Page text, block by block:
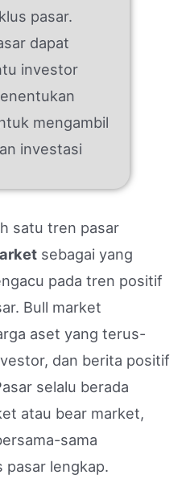
pasar.
dapat
investor
mengambil
investasi
satu tren pasar
sebagai yang
pada tren positif
Bull market
aset yang terus-
dan berita positif
selalu berada
atau bear market,
sama
pasar lengkap.